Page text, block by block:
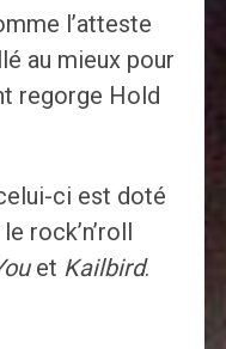
l’atteste
au mieux pour
regorge Hold
ci est doté
rock’n’roll
et Kailbird.